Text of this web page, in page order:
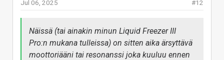
#12
Jul 06, 2025
Näissä (tai ainakin minun Liquid Freezer III
Pro:n mukana tulleissa) on sitten aika ärsyttävä
moottoriääni tai resonanssi joka kuuluu ennen